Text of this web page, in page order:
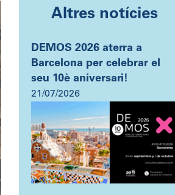
Altres notícies
DEMOS 2026 aterra a
Barcelona per celebrar el
seu 10è aniversari!
21/07/2026